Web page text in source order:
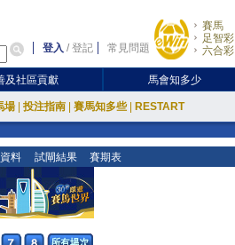
登入 /登記 常見問題
賽馬
足智彩
六合彩
及社區貢獻 馬會知多少
場 投注指南 賽馬知多些 RESTART
料 試閘結果 賽期表